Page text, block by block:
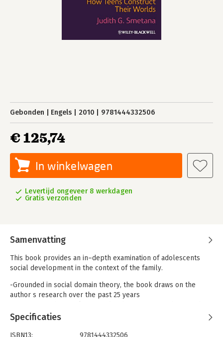
Gebonden Engels 2010 9781444332506
€ 125,74
In winkelwagen
Levertijd ongeveer 8 werkdagen
Gratis verzonden
Samenvatting
This book provides an in–depth examination of adolescents
social development in the context of the family.
-Grounded in social domain theory, the book draws on the
author s research over the past 25 years
700 families
-Explores adolescent–parent relationships among ethnic
majority and minority youth in the United States, as well as
Specificaties
ISBN13:
9781444332506